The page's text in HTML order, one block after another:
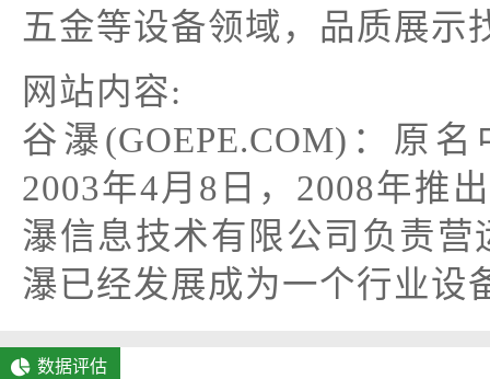
五金等设备领域，品质展示
网站内容:
谷瀑(GOEPE.COM)：原
2003年4月8日，2008年推
瀑信息技术有限公司负责
瀑已经发展成为一个行业设
数据评估